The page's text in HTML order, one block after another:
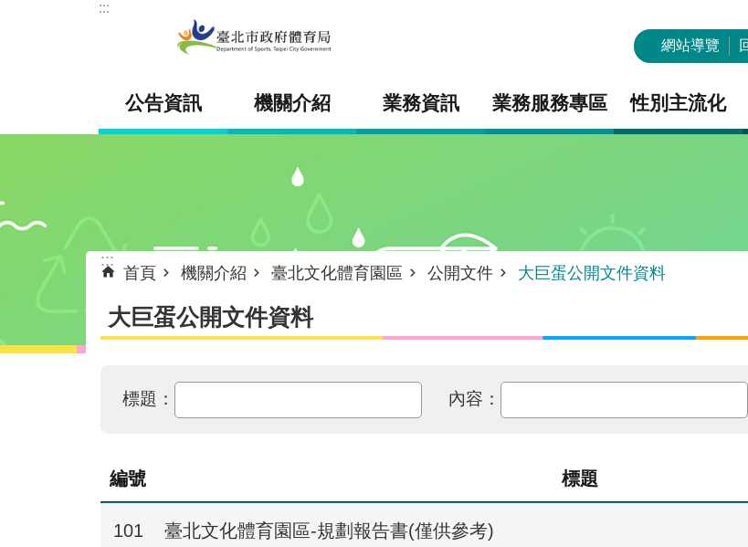
跳到主要內容區塊
:::
網站導覽
公告資訊 機關介紹 業務資訊 業務服務專區 性別主流化
:::
首頁 機關介紹 臺北文化體育園區 公開文件 大巨蛋公開文件資料
大巨蛋公開文件資料
標題： 內容：
編號 標題
101 臺北文化體育園區-規劃報告書(僅供參考)